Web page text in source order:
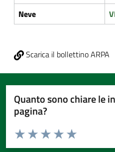
Neve
Scarica il bollettino ARPA
Quanto sono chiare le
pagina?
Valuta da 1 a 5 stelle la pagina
Valuta 5
Valuta 4 stelle su
Valuta 3 stelle su 5
Valuta 2 stelle su 5
Valuta 1 stelle su 5